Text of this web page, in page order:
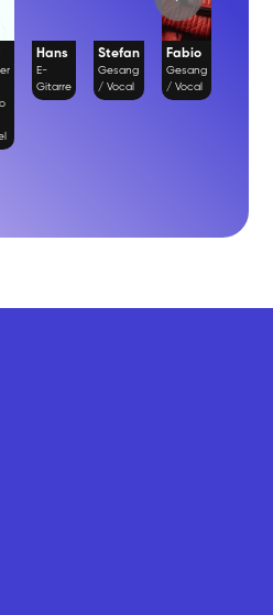
Hans
E-
Gitarre
Stefan
Gesang
/ Vocal
Fabio
Gesang
/ Vocal